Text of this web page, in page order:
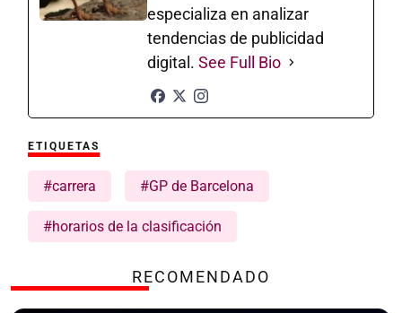
especializa en analizar
tendencias de publicidad
digital. See Full Bio
ETIQUETAS
#carrera #GP de Barcelona
#horarios de la clasificación
RECOMENDADO